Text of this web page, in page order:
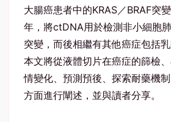
大腸癌患者中的KRAS／BRAF突
年，將ctDNA用於檢測非小細胞
突變，而後相繼有其他癌症包括乳
本文將從液體切片在癌症的篩檢
情變化、預測預後、探索耐藥機
方面進行闡述，並與讀者分享。